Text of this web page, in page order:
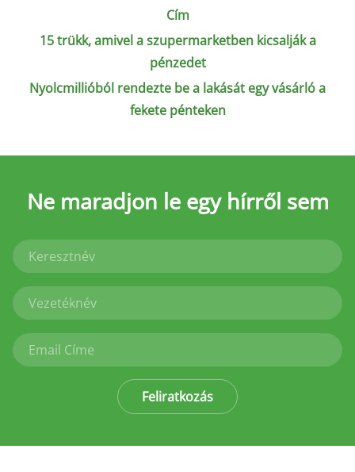
Cím
15 trükk, amivel a szupermarketben kicsalják a
pénzedet
Nyolcmillióból rendezte be a lakását egy vásárló a
fekete pénteken
Ne maradjon le egy hírről sem
Feliratkozás